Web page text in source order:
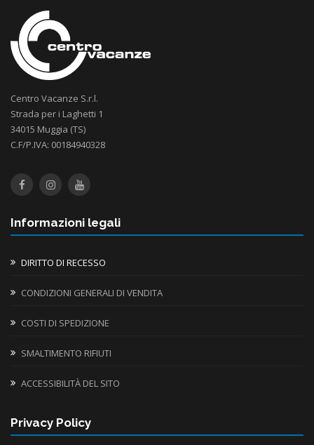
Centro Vacanze S.r.l.
Strada per i Laghetti 1
34015 Muggia (TS)
C.F/P.IVA: 00184940328
Informazioni legali
DIRITTO DI RECESSO
CONDIZIONI GENERALI DI VENDITA
COSTI DI SPEDIZIONE
SMALTIMENTO RIFIUTI
ACCESSIBILITÀ DEL SITO
Privacy Policy